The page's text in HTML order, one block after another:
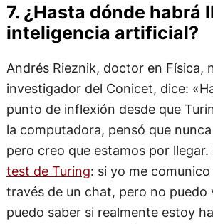
7. ¿Hasta dónde habrá
inteligencia artificial?
Andrés Rieznik, doctor en Física,
investigador del Conicet, dice:
punto de inflexión desde que
la computadora, pensó que
pero creo que estamos por llegar.
test de Turing: si yo me
través de un chat, pero no puedo
puedo saber si realmente estoy